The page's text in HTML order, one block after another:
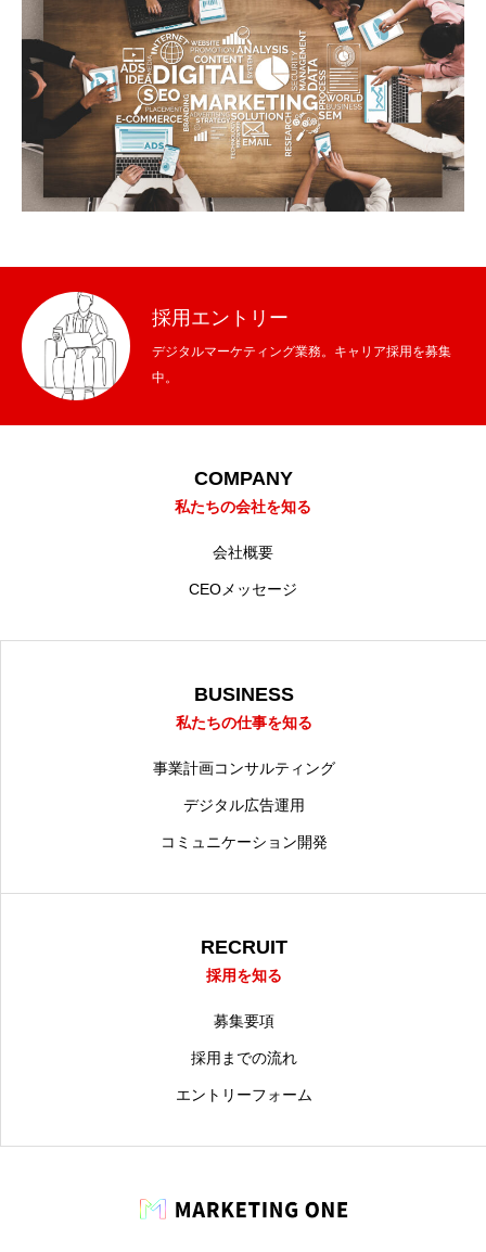
会社概要
業務内容
採用情報
エントリー
採用エントリー
デジタルマーケティング業務。キャリア採用を募集
中。
COMPANY
私たちの会社を知る
会社概要
CEOメッセージ
BUSINESS
私たちの仕事を知る
事業計画コンサルティング
デジタル広告運用
コミュニケーション開発
RECRUIT
採用を知る
募集要項
採用までの流れ
エントリーフォーム